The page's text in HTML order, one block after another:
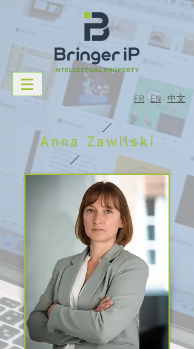
中文
EN
FR
Anna Zawilski